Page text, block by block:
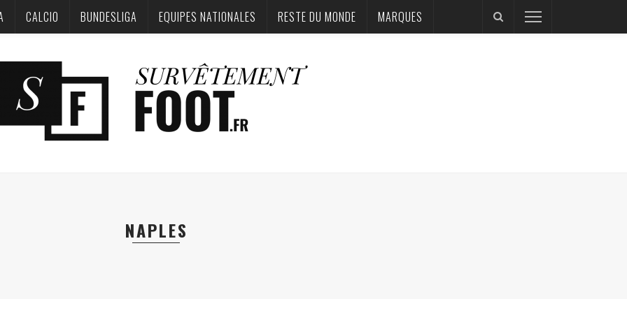
CALCIO BUNDESLIGA‎ EQUIPES NATIONALES RESTE DU MONDE MARQUES
NAPLES